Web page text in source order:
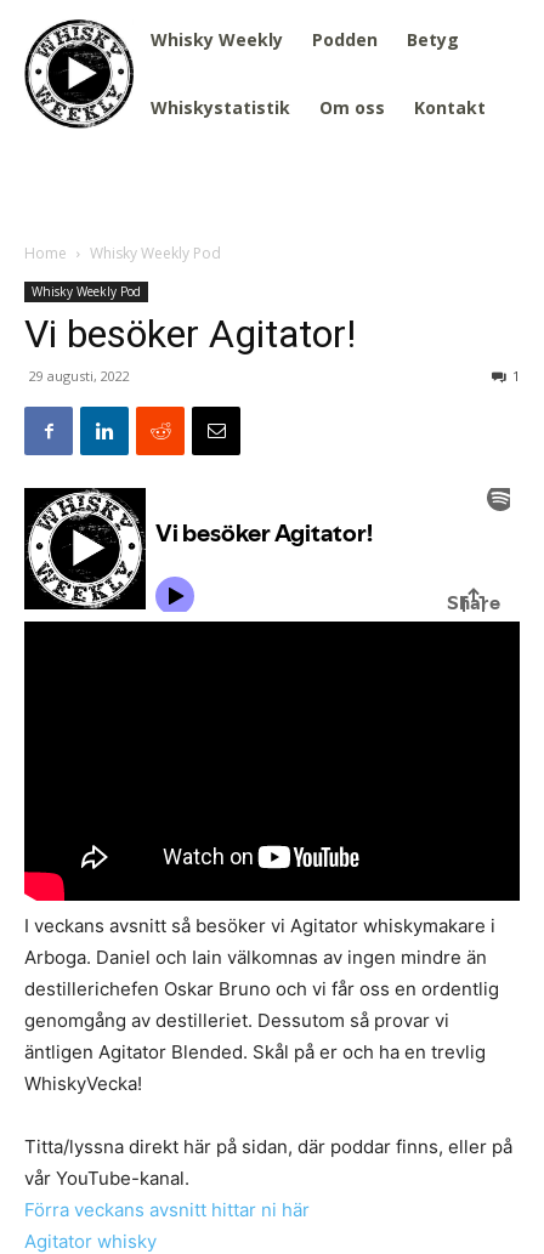
Whisky Weekly Podden Betyg
Whiskystatistik Om oss Kontakt
Home Whisky Weekly Pod
Whisky Weekly Pod
Vi besöker Agitator!
29 augusti, 2022 1
I veckans avsnitt så besöker vi Agitator whiskymakare i
Arboga. Daniel och Iain välkomnas av ingen mindre än
destillerichefen Oskar Bruno och vi får oss en ordentlig
genomgång av destilleriet. Dessutom så provar vi
äntligen Agitator Blended. Skål på er och ha en trevlig
WhiskyVecka!
Titta/lyssna direkt här på sidan, där poddar finns, eller på
vår YouTube-kanal.
Förra veckans avsnitt hittar ni här
Agitator whisky